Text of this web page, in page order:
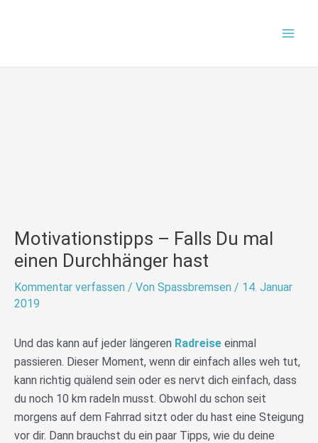
Motivationstipps – Falls Du mal
einen Durchhänger hast
Kommentar verfassen / Von Spassbremsen / 14. Januar
2019
Und das kann auf jeder längeren Radreise einmal
passieren. Dieser Moment, wenn dir einfach alles weh tut,
kann richtig quälend sein oder es nervt dich einfach, dass
du noch 10 km radeln musst. Obwohl du schon seit
morgens auf dem Fahrrad sitzt oder du hast eine Steigung
vor dir. Dann brauchst du ein paar Tipps, wie du deine